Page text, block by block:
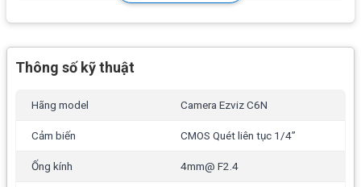
Ezviz C6Nlà thiết bị giám sát an ninhtrong nhà
năng tiện ích thông minh.
Thông số kỹ thuật
Hãng model Camera Ezviz C6N
Cảm biến CMOS Quét liên tục 1/4”
Ống kính 4mm@ F2.4